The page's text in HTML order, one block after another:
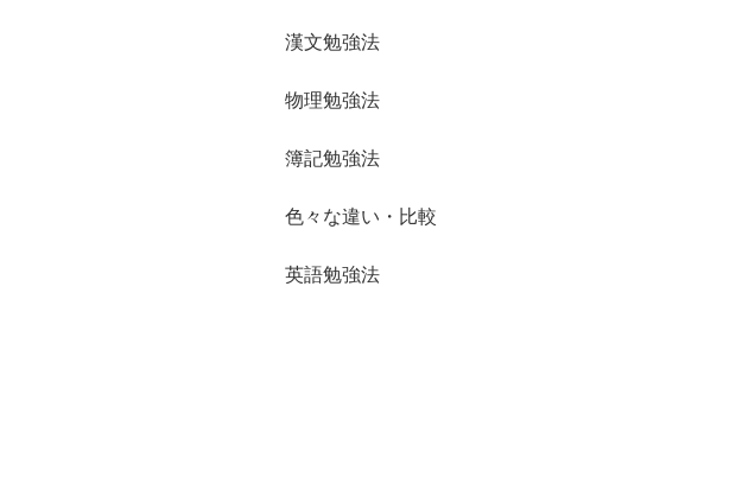
漢文勉強法
物理勉強法
簿記勉強法
色々な違い・比較
英語勉強法